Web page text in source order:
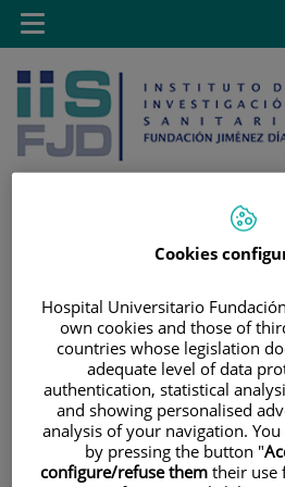
Jump to content
content
Toggle
navigation
Cookies
Hospital Universitario
own cookies and those of
countries whose legislation
adequate level of data
authentication, statistical
and showing personalised
analysis of your navigation.
by pressing the button "
configure/refuse them their use